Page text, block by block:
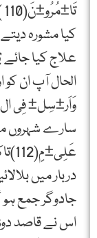
کیا مشورہ
علاج کیا جائے
الحال آپ ان کو
سارے شہروں
دربار میں
جادوگر جمع
اس نے قاصد